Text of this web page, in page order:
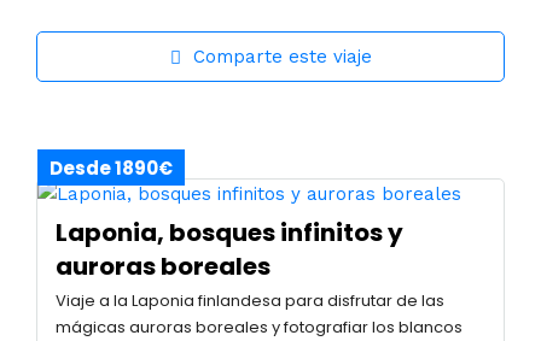
Comparte este viaje
Desde 1890€
Laponia, bosques infinitos y
auroras boreales
Viaje a la Laponia finlandesa para disfrutar de las
mágicas auroras boreales y fotografiar los blancos